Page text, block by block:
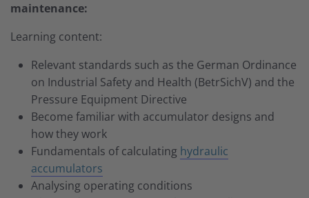
maintenance:
Learning content:
Relevant standards such as the German Ordinance
on Industrial Safety and Health (BetrSichV) and the
Pressure Equipment Directive
Become familiar with accumulator designs and
how they work
Fundamentals of calculating hydraulic
accumulators
Analysing operating conditions